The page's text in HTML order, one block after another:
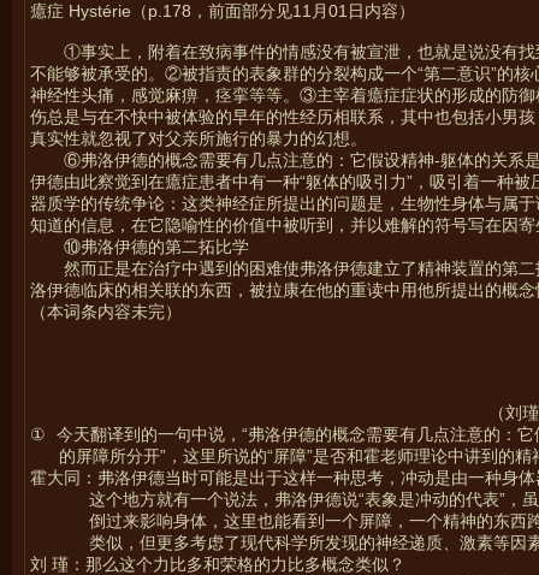
癔症 Hystérie（p.178，前面部分见11月01日内容）
①事实上，附着在致病事件的情感没有被宣泄，也就是说没有
不能够被承受的。②被指责的表象群的分裂构成一个“第二意识”的
神经性头痛，感觉麻痹，痉挛等等。③主宰着癔症症状的形成的防
伤总是与在不快中被体验的早年的性经历相联系，其中也包括小男
真实性就忽视了对父亲所施行的暴力的幻想。
⑥弗洛伊德的概念需要有几点注意的：它假设精神-躯体的关系
伊德由此察觉到在癔症患者中有一种“躯体的吸引力”，吸引着一种
器质学的传统争论：这类神经症所提出的问题是，生物性身体与属
知道的信息，在它隐喻性的价值中被听到，并以难解的符号写在因
⑩弗洛伊德的第二拓比学
然而正是在治疗中遇到的困难使弗洛伊德建立了精神装置的第
洛伊德临床的相关联的东西，被拉康在他的重读中用他所提出的概
（本词条内容未完）
（刘
①
今天翻译到的一句中说，“弗洛伊德的概念需要有几点注意的：
的屏障所分开”，这里所说的“屏障”是否和霍老师理论中讲到的
霍大同：弗洛伊德当时可能是出于这样一种思考，冲动是由一种身
这个地方就有一个说法，弗洛伊德说“表象是冲动的代表”
倒过来影响身体，这里也能看到一个屏障，一个精神的东西
类似，但更多考虑了现代科学所发现的神经递质、激素等因
刘 瑾：那么这个力比多和荣格的力比多概念类似？